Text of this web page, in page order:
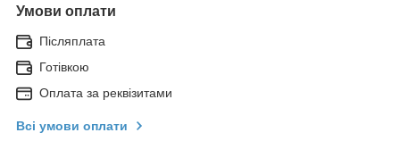
Умови оплати
Післяплата
Готівкою
Оплата за реквізитами
Всі умови оплати